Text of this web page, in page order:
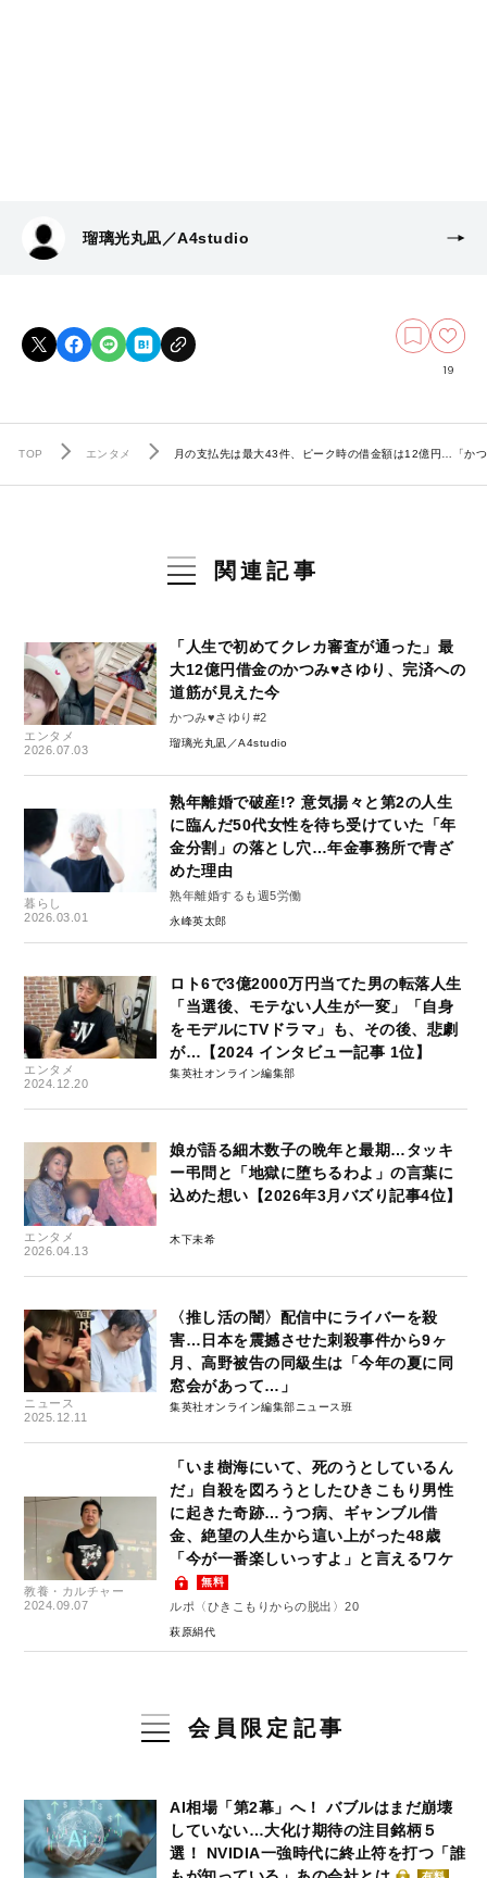
瑠璃光丸凪／A4studio
19
TOP エンタメ 月の支払先は最大43件、ピーク時の借金額は12億円…「か
関連記事
エンタメ
2026.07.03
「人生で初めてクレカ審査が通った」最
大12億円借金のかつみ♥さゆり、完済への
道筋が見えた今
かつみ♥さゆり#2
瑠璃光丸凪／A4studio
暮らし
2026.03.01
熟年離婚で破産!? 意気揚々と第2の人生
に臨んだ50代女性を待ち受けていた「年
金分割」の落とし穴…年金事務所で青ざ
めた理由
熟年離婚するも週5労働
永峰英太郎
エンタメ
2024.12.20
ロト6で3億2000万円当てた男の転落人生
「当選後、モテない人生が一変」「自身
をモデルにTVドラマ」も、その後、悲劇
が…【2024 インタビュー記事 1位】
集英社オンライン編集部
エンタメ
2026.04.13
娘が語る細木数子の晩年と最期…タッキ
ー弔問と「地獄に堕ちるわよ」の言葉に
込めた想い【2026年3月バズり記事4位】
木下未希
ニュース
2025.12.11
〈推し活の闇〉配信中にライバーを殺
害…日本を震撼させた刺殺事件から9ヶ
月、高野被告の同級生は「今年の夏に同
窓会があって…」
集英社オンライン編集部ニュース班
教養・カルチャー
2024.09.07
「いま樹海にいて、死のうとしているん
だ」自殺を図ろうとしたひきこもり男性
に起きた奇跡…うつ病、ギャンブル借
金、絶望の人生から這い上がった48歳
「今が一番楽しいっすよ」と言えるワケ
無料
ルポ〈ひきこもりからの脱出〉20
萩原絹代
会員限定記事
AI相場「第2幕」へ！ バブルはまだ崩壊
していない…大化け期待の注目銘柄５
選！ NVIDIA一強時代に終止符を打つ「誰